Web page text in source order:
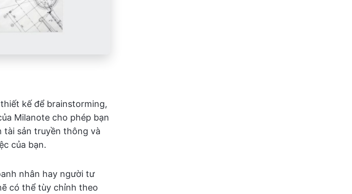
kế để brainstorming,
Milanote cho phép bạn
tài sản truyền thông và
của bạn.
nhân hay người tư
có thể tùy chỉnh theo